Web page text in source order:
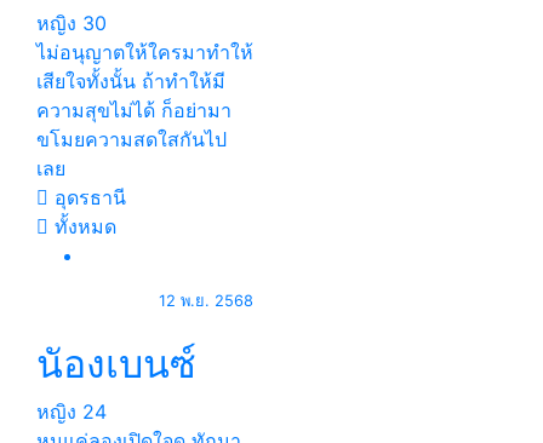
หญิง 30
ไม่อนุญาตให้ใครมาทำให้
เสียใจทั้งนั้น ถ้าทำให้มี
ความสุขไม่ได้ ก็อย่ามา
ขโมยความสดใสกันไป
เลย
อุดรธานี
ทั้งหมด
12 พ.ย. 2568
นัองเบนซ์
หญิง 24